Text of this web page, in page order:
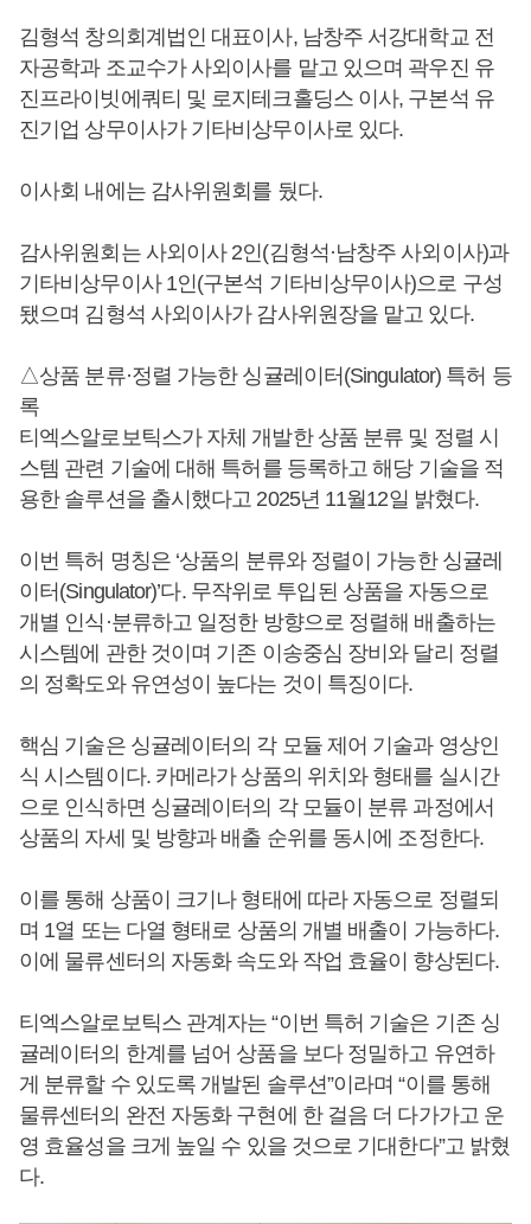
김형석 창의회계법인 대표이사, 남창주 서강대학교 전
자공학과 조교수가 사외이사를 맡고 있으며 곽우진 유
진프라이빗에쿼티 및 로지테크홀딩스 이사, 구본석 유
진기업 상무이사가 기타비상무이사로 있다.
이사회 내에는 감사위원회를 뒀다.
감사위원회는 사외이사 2인(김형석·남창주 사외이사)과
기타비상무이사 1인(구본석 기타비상무이사)으로 구성
됐으며 김형석 사외이사가 감사위원장을 맡고 있다.
△상품 분류·정렬 가능한 싱귤레이터(Singulator) 특허 등
록
티엑스알로보틱스가 자체 개발한 상품 분류 및 정렬 시
스템 관련 기술에 대해 특허를 등록하고 해당 기술을 적
용한 솔루션을 출시했다고 2025년 11월12일 밝혔다.
이번 특허 명칭은 ‘상품의 분류와 정렬이 가능한 싱귤레
이터(Singulator)’다. 무작위로 투입된 상품을 자동으로
개별 인식·분류하고 일정한 방향으로 정렬해 배출하는
시스템에 관한 것이며 기존 이송중심 장비와 달리 정렬
의 정확도와 유연성이 높다는 것이 특징이다.
핵심 기술은 싱귤레이터의 각 모듈 제어 기술과 영상인
식 시스템이다. 카메라가 상품의 위치와 형태를 실시간
으로 인식하면 싱귤레이터의 각 모듈이 분류 과정에서
상품의 자세 및 방향과 배출 순위를 동시에 조정한다.
이를 통해 상품이 크기나 형태에 따라 자동으로 정렬되
며 1열 또는 다열 형태로 상품의 개별 배출이 가능하다.
이에 물류센터의 자동화 속도와 작업 효율이 향상된다.
티엑스알로보틱스 관계자는 “이번 특허 기술은 기존 싱
귤레이터의 한계를 넘어 상품을 보다 정밀하고 유연하
게 분류할 수 있도록 개발된 솔루션”이라며 “이를 통해
물류센터의 완전 자동화 구현에 한 걸음 더 다가가고 운
영 효율성을 크게 높일 수 있을 것으로 기대한다”고 밝혔
다.